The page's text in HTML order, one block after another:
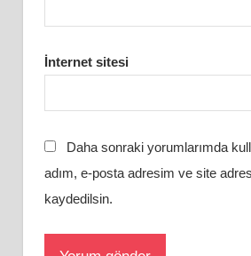
İnternet sitesi
Daha sonraki yorumlarımda
adım, e-posta adresim ve site
kaydedilsin.